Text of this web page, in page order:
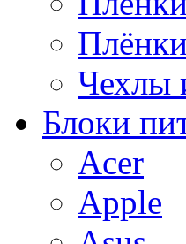
Чехлы
Блоки
Acer
Apple